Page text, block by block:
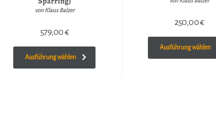
von Klaus Balzer
579,00€
Ausführung wählen
250,00€
Ausführung wählen